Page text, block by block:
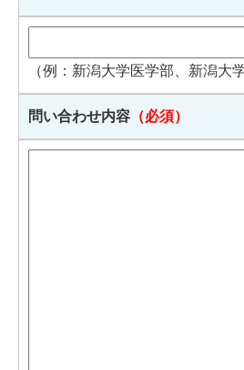
（例：新潟大学医学部、新潟大
問い合わせ内容 （必須）